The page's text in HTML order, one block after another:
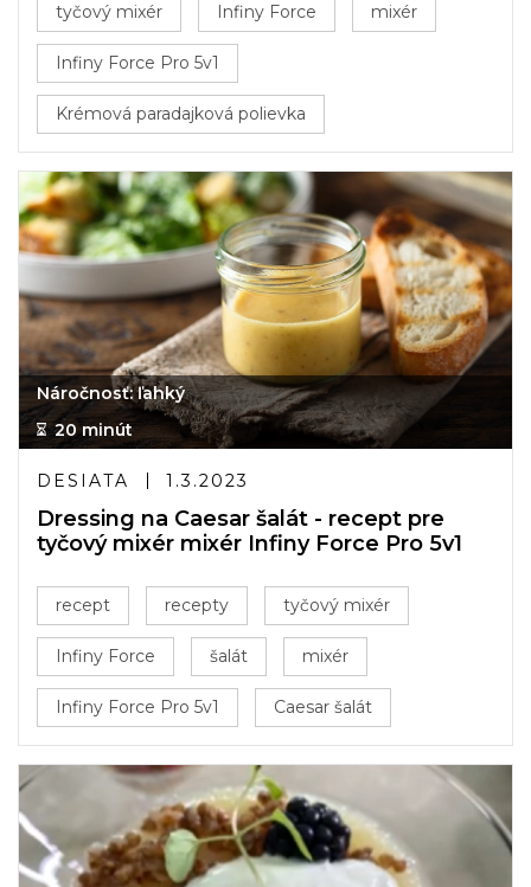
tyčový mixér Infiny Force mixér
Infiny Force Pro 5v1
Krémová paradajková polievka
Náročnosť: ľahký
20 minút
DESIATA 1.3.2023
Dressing na Caesar šalát - recept pre
tyčový mixér mixér Infiny Force Pro 5v1
recept recepty tyčový mixér
Infiny Force šalát mixér
Infiny Force Pro 5v1 Caesar šalát